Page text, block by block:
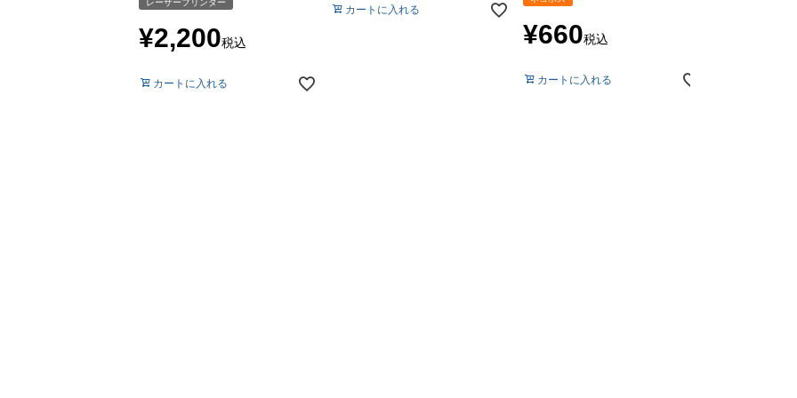
レーザープリンター
¥2,200税込
カートに入れる
カートに入れる
¥660税込
カートに入れる